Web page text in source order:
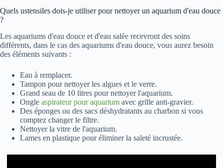
Quels ustensiles dois-je utiliser pour nettoyer un aquarium d'eau douce
?
Les aquariums d'eau douce et d'eau salée recevront des soins
différents, dans le cas des aquariums d'eau douce, vous aurez besoin
des éléments suivants :
Eau à remplacer.
Tampon pour nettoyer les algues et le verre.
Grand seau de 10 litres pour nettoyer l'aquarium.
Ongle aspirateur pour aquarium avec grille anti-gravier.
Des éponges ou des sacs déshydratants au charbon si vous
comptez changer le filtre.
Nettoyer la vitre de l'aquarium.
Lames en plastique pour éliminer la saleté incrustée.